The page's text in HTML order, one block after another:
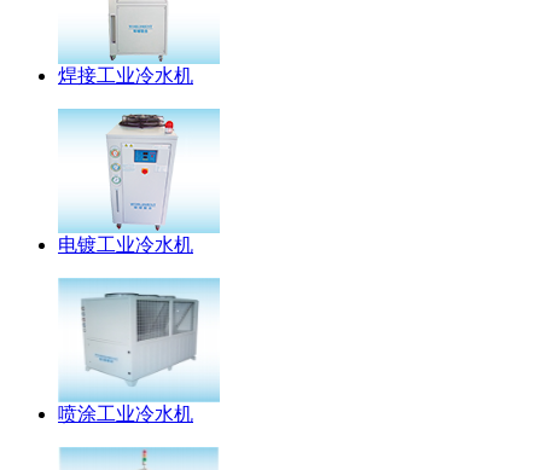
焊接工业冷水机
电镀工业冷水机
喷涂工业冷水机